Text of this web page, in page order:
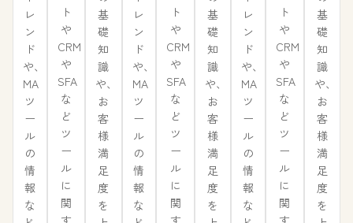
レ
ン
ド
や、
MA
ツ
ー
ル
の
情
報
な
ト
や
CRM
や
SFA
な
ど
ツ
ー
ル
に
関
基
礎
知
識
や、
お
客
様
満
足
度
を
レ
ン
ド
や、
MA
ツ
ー
ル
の
情
報
な
ト
や
CRM
や
SFA
な
ど
ツ
ー
ル
に
関
基
礎
知
識
や、
お
客
様
満
足
度
を
レ
ン
ド
や、
MA
ツ
ー
ル
の
情
報
な
ト
や
CRM
や
SFA
な
ど
ツ
ー
ル
に
関
基
礎
知
識
や、
お
客
様
満
足
度
を